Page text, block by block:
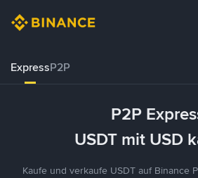
ExpressP2P
P2P
USDT mit USD
Kaufe und verkaufe USDT auf Binance